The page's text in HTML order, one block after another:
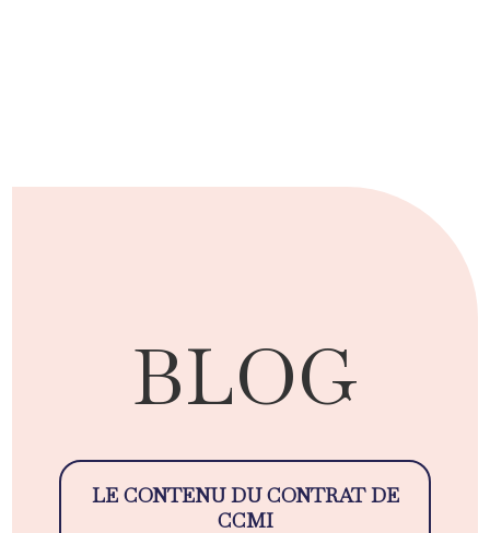
BLOG
LE CONTENU DU CONTRAT DE
CCMI